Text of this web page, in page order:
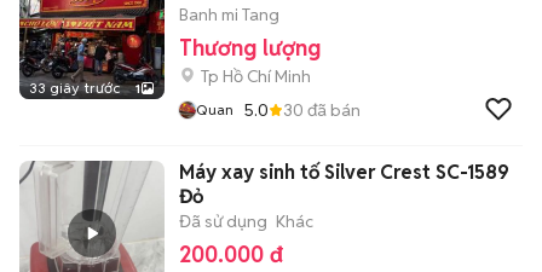
33 giây trước 1
Banh mi Tang
Thương lượng
Tp Hồ Chí Minh
Quan 5.0 30 đã bán
Máy xay sinh tố Silver Crest SC-1589
Đỏ
Đã sử dụng Khác
200.000 đ